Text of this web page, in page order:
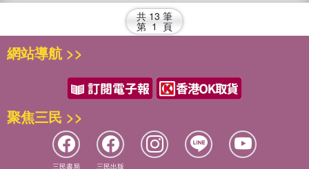
共 13 筆
第 1 頁
網站導航 >>
聚焦三民 >>
三民書局 三民出版